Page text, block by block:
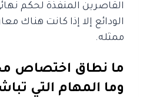
القاصرين المنفذة لحكم
الودائع إلا إذا كانت هناك
ممثله.
ما نطاق اختصاص
وما المهام التي